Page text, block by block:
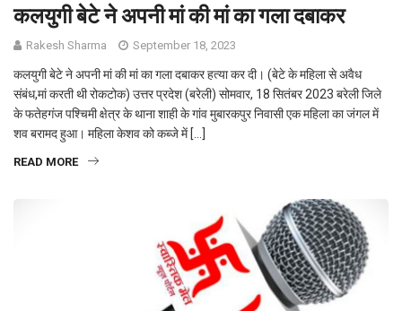
कलयुगी बेटे ने अपनी मां की मां का गला दबाकर
Rakesh Sharma September 18, 2023
कलयुगी बेटे ने अपनी मां की मां का गला दबाकर हत्या कर दी। (बेटे के महिला से अवैध
संबंध,मां करती थी रोकटोक) उत्तर प्रदेश (बरेली) सोमवार, 18 सितंबर 2023 बरेली जिले
के फतेहगंज पश्चिमी क्षेत्र के थाना शाही के गांव मुबारकपुर निवासी एक महिला का जंगल में
शव बरामद हुआ। महिला केशव को कब्जे में […]
READ MORE